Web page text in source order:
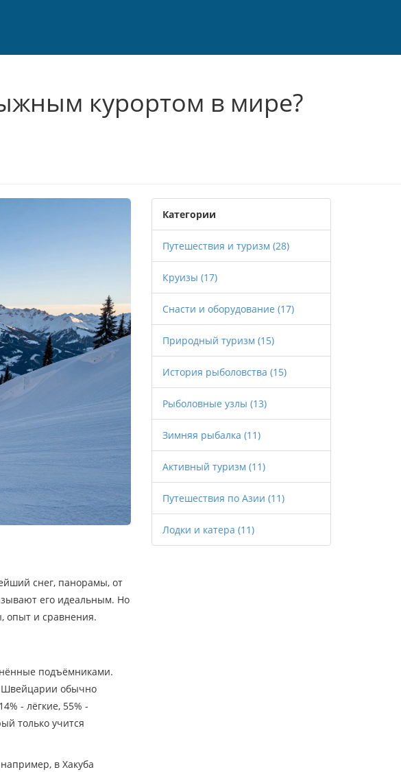
курортом в мире?
снег, панорамы, от
его идеальным. Но
опыт и сравнения.
подъёмниками.
Швейцарии обычно
- лёгкие, 55% -
только учится
в Хакуба
Категории
Путешествия и туризм (28)
Круизы (17)
Снасти и оборудование (17)
Природный туризм (15)
История рыболовства (15)
Рыболовные узлы (13)
Зимняя рыбалка (11)
Активный туризм (11)
Путешествия по Азии (11)
Лодки и катера (11)